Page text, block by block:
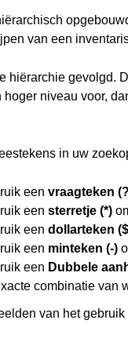
van een
hiërarchie gevolgd.
hoger niveau voor,
in uw
een vraagteken
een sterretje (*)
een dollarteken
een minteken (-)
een Dubbele
combinatie van
van het